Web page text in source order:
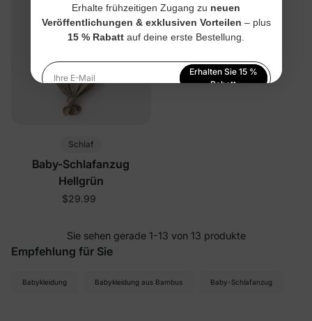
Schlaf
Baby-Schlafanzug
Hellgrün
$29.99
Sie sehen gerade 1-13 von 13 produkte
Empfehlung für Sie
Babykleidung Babykleidung aus Bambus Baby-Schlafanzug
Erhalte frühzeitigen Zugang zu neuen
Veröffentlichungen & exklusiven Vorteilen – plus
15 % Rabatt auf deine erste Bestellung.
Ihre E-Mail
Erhalten Sie 15 %
Rabatt
Indem Sie sich anmelden, stimmen Sie unserer